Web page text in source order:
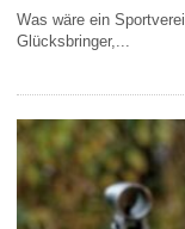
Was wäre ein
Glücksbringer,...